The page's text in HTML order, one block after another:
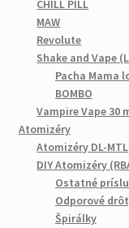
CHILL PILL
MAW
Revolute
Shake and Vape
Pacha Mama
BOMBO
Vampire Vape 30
Atomizéry
Atomizéry DL-MTL
DIY Atomizéry
Ostatné
Odporové
Špirálky